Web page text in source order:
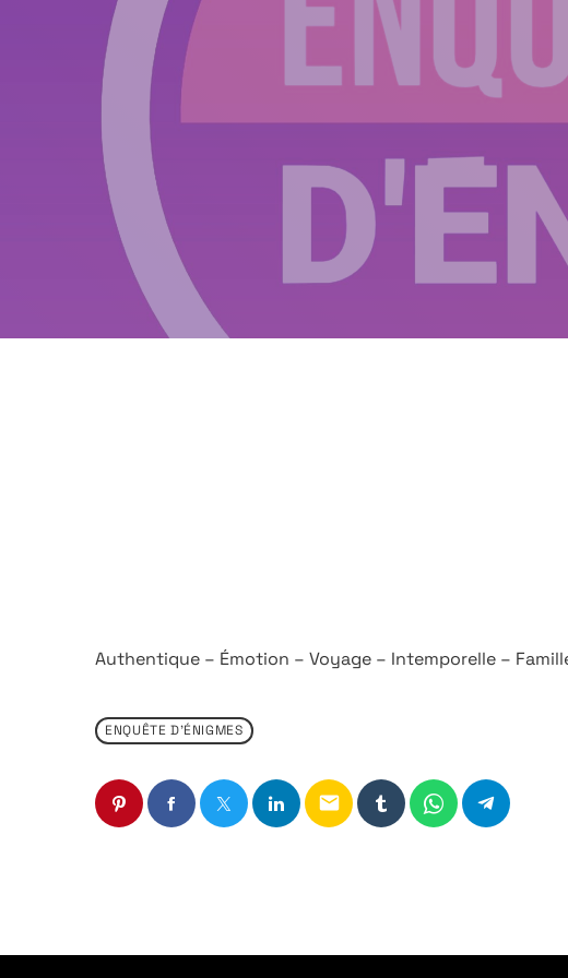
Authentique – Émotion – Voyage – Intemporelle –
ENQUÊTE D'ÉNIGMES
email